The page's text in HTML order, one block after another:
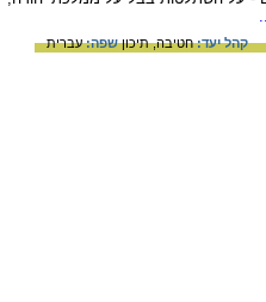
קהל יעד:חטיבה,תיכוןשפה:עברית